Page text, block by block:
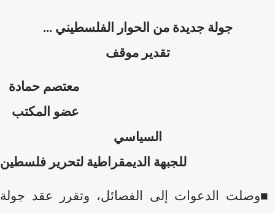
جولة جديدة من الحوار الفلسطيني ...
تقدير موقف
معتصم حمادة
عضو المكتب
السياسي
للجبهة الديمقراطية لتحرير فلسطين
■وصلت الدعوات إلى الفصائل، وتقرر عقد جولة